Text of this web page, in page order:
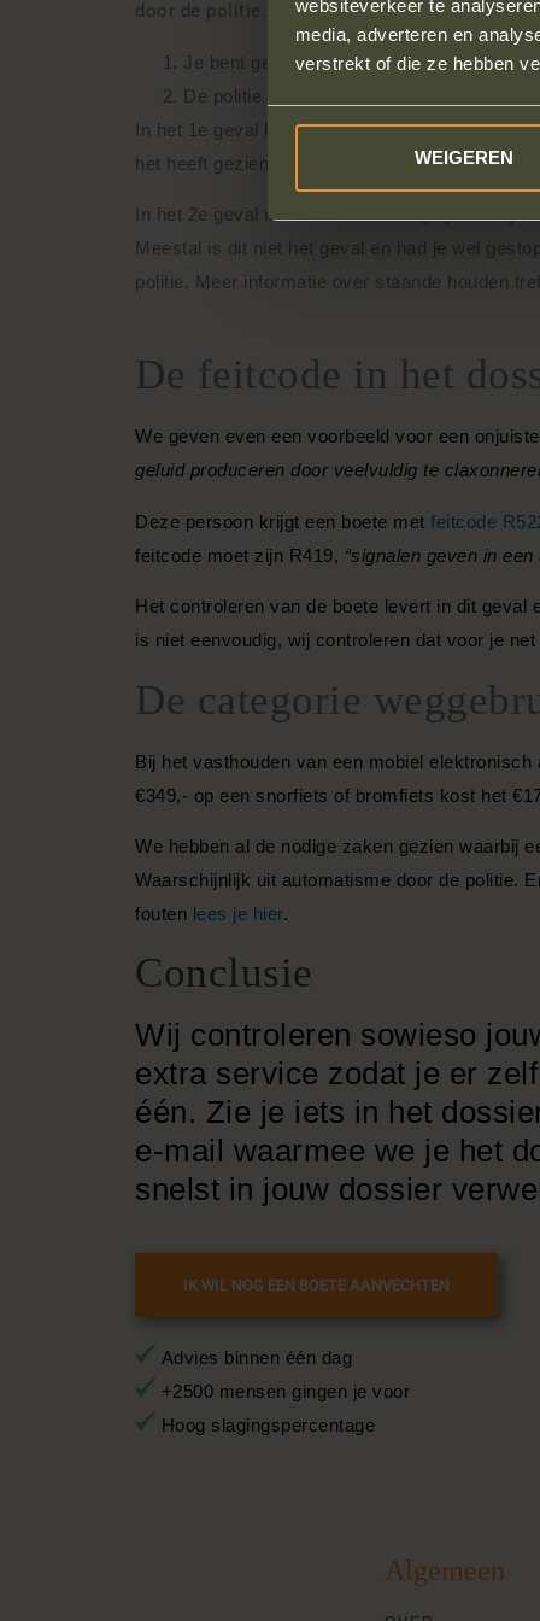
websiteverkeer te
media, adverteren en
verstrekt of die ze hebben
WEIGEREN
door de politie.
Je bent geflitst door een camera.
De politie heeft het zelf gezien maar je niet
In het 1e geval kon de politie je ook niet
het heeft gezien.
In het 2e geval moet er worden nagegaan of je
Meestal is dit niet het geval en had je wel
politie. Meer informatie over staande houden
De feitcode in het
We geven even een voorbeeld voor een
geluid produceren door veelvuldig te
Deze persoon krijgt een boete met feitcode
feitcode moet zijn R419, “signalen geven in
Het controleren van de boete levert in dit geval
is niet eenvoudig, wij controleren dat voor je
De categorie
Bij het vasthouden van een mobiel elektronisch
€349,- op een snorfiets of bromfiets kost het
We hebben al de nodige zaken gezien waarbij
Waarschijnlijk uit automatisme door de politie.
fouten lees je hier.
Conclusie
Wij controleren sowieso
extra service zodat je er
één. Zie je iets in het
e-mail waarmee we je het
snelst in jouw dossier
IK WIL NOG EEN BOETE AANVECHTEN
Advies binnen één dag
+2500 mensen gingen je voor
Hoog slagingspercentage
Algemeen